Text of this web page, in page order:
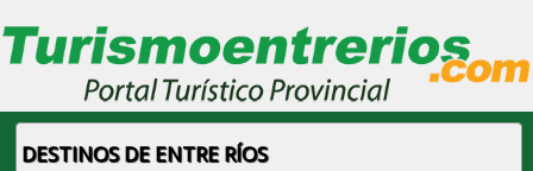
DESTINOS DE ENTRE RÍOS